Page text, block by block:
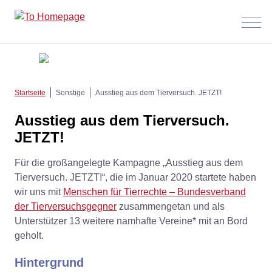
Menü
Startseite Sonstige Ausstieg aus dem Tierversuch. JETZT!
Ausstieg aus dem Tierversuch.
JETZT!
Für die großangelegte Kampagne „Ausstieg aus dem
Tierversuch. JETZT!“, die im Januar 2020 startete haben
wir uns mit Menschen für Tierrechte – Bundesverband
der Tierversuchsgegner zusammengetan und als
Unterstützer 13 weitere namhafte Vereine* mit an Bord
geholt.
Hintergrund